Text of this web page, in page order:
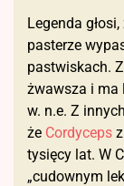
Legenda
pasterze
pastwiskach.
żwawsza i ma
w. n.e. Z
że Cordyceps
tysięcy lat. W
„cudownym